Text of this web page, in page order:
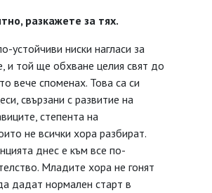
разкажете за тях.
устойчиви ниски нагласи за
и той ще обхване целия свят до
вече споменах. Това са си
свързани с развитие на
степента на
не всички хора разбират.
днес е към все по-
Младите хора не гонят
дадат нормален старт в